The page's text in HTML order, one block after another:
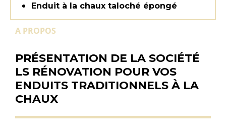
Enduit à la chaux taloché épongé
A PROPOS
PRÉSENTATION DE LA SOCIÉTÉ
LS RÉNOVATION POUR VOS
ENDUITS TRADITIONNELS À LA
CHAUX